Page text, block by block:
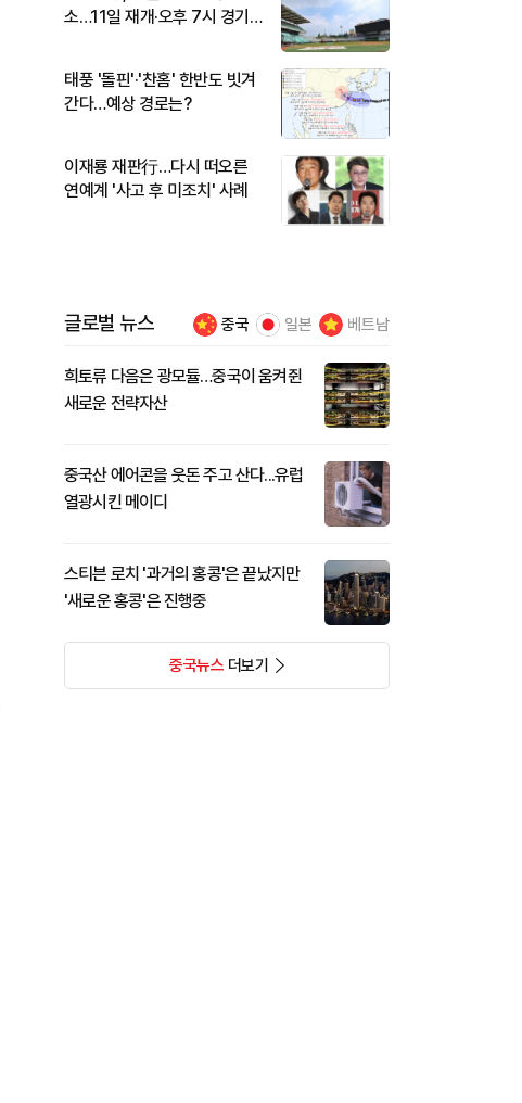
소…11일 재개·오후 7시 경기
태풍 '돌핀'·'찬홈' 한반도 빗겨
간다…예상 경로는?
이재룡 재판行…다시 떠오른
연예계 '사고 후 미조치' 사례
글로벌 뉴스 중국 일본 베트남
희토류 다음은 광모듈…중국이 움켜쥔
새로운 전략자산
중국산 에어콘을 웃돈 주고 산다...유럽
열광시킨 메이디
스티븐 로치 '과거의 홍콩'은 끝났지만
'새로운 홍콩'은 진행중
중국뉴스더보기